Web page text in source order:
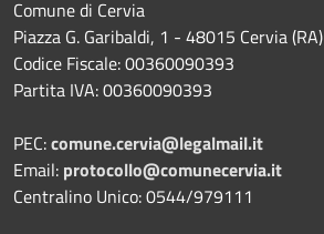
Comune di Cervia
Piazza G. Garibaldi, 1 - 48015 Cervia (RA)
Codice Fiscale: 00360090393
Partita IVA: 00360090393
PEC:comune.cervia@legalmail.it
Email: protocollo@comunecervia.it
Centralino Unico: 0544/979111